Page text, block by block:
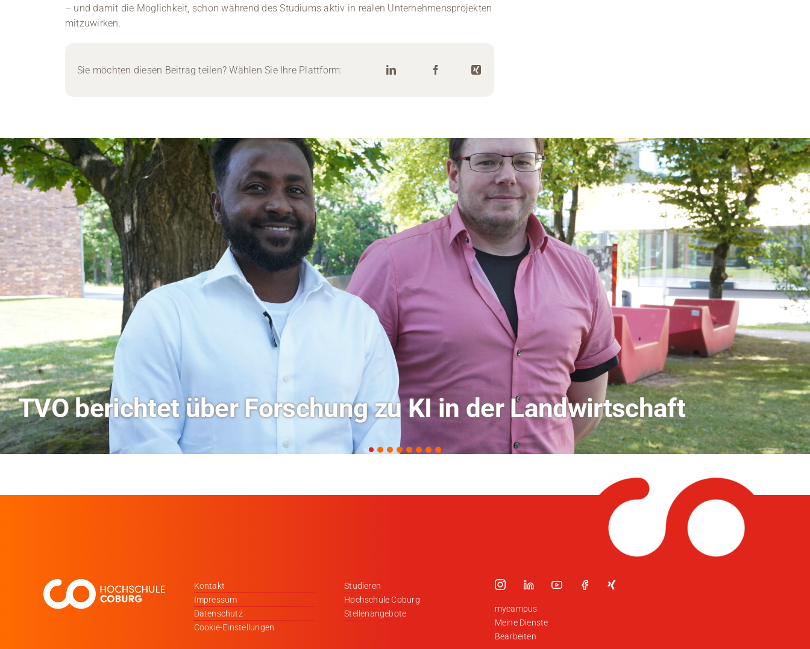
– und damit die Möglichkeit, schon während des Studiums aktiv in realen Unternehmensprojekten
mitzuwirken.
Sie möchten diesen Beitrag teilen? Wählen Sie Ihre Plattform:
Hitze-Aktionstag: Hochschule Coburg im Radio Bamberg
Kontakt
Impressum
Datenschutz
Cookie-Einstellungen
Studieren
Hochschule Coburg
Stellenangebote
mycampus
Meine Dienste
Bearbeiten